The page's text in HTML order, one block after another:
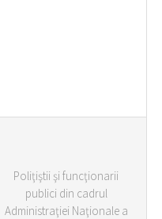
Poliţiştii şi funcţionarii
publici din cadrul
Administraţiei Naţionale a